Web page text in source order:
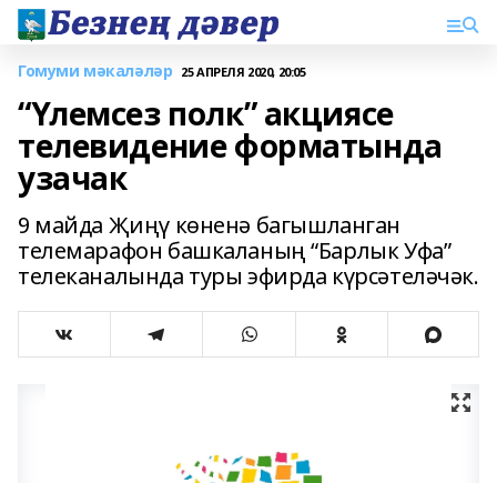
Гомуми мәкаләләр 25 АПРЕЛЯ 2020, 20:05
“Үлемсез полк” акциясе
телевидение форматында
узачак
9 майда Җиңү көненә багышланган
телемарафон башкаланың “Барлык Уфа”
телеканалында туры эфирда күрсәтеләчәк.